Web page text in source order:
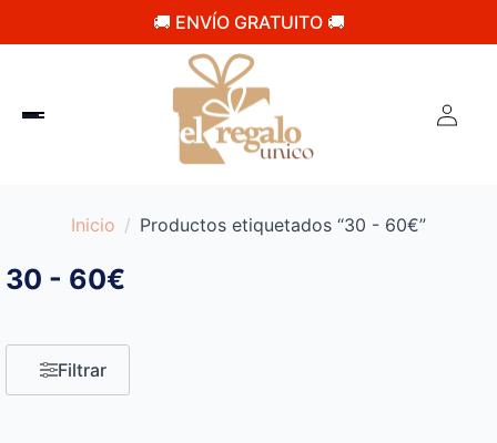
🚚 ENVÍO GRATUITO 🚚
Inicio Productos etiquetados “30 - 60€”
30 - 60€
Filtrar